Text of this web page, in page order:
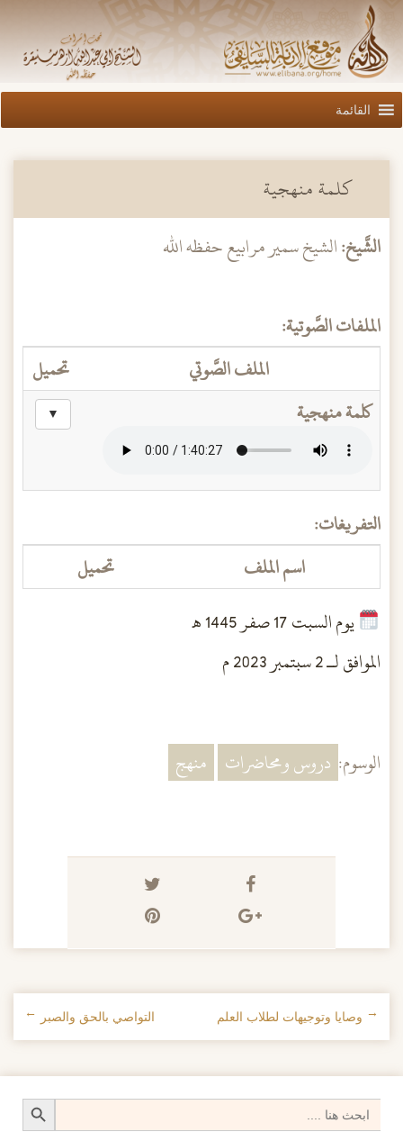
القائمة
كلمة منهجية
الشَّيخ:الشيخ سمير مرابيع حفظه الله
الملفات الصَّوتية:
الملف الصَّوتي
تحميل
كلمة منهجية
▼
التفريغات:
اسم الملف
تحميل
يوم السبت 17 صفر 1445 هـ
الموافق لـ 2 سبتمبر 2023 م
الوسوم: دروس ومحاضرات منهج
تصفح الإدراجات
← وصايا وتوجيهات لطلاب العلم التواصي بالحق والصبر →
for:
Search Button